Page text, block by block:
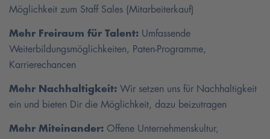
Möglichkeit zum Staff Sales (Mitarbeiterkauf)
Mehr Freiraum für Talent: Umfassende
Weiterbildungsmöglichkeiten, Paten-Programme,
Karrierechancen
Mehr Nachhaltigkeit: Wir setzen uns für Nachhaltigkeit
ein und bieten Dir die Möglichkeit, dazu beizutragen
Mehr Miteinander: Offene Unternehmenskultur,